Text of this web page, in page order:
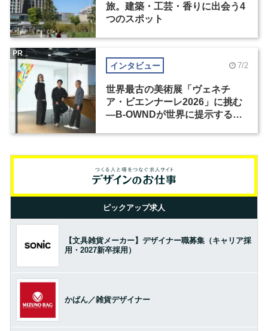
旅。建築・工芸・香りに出会う4
つのスポット
インタビュー 7/2
世界最古の美術展「ヴェネチ
ア・ビエンナーレ2026」に挑む
―B-OWNDが世界に提示する美
PR
ピックアップ求人
【文具雑貨メーカー】デザイナー職募集（キャリア採
用・2027新卒採用）
かばん／雑貨デザイナー